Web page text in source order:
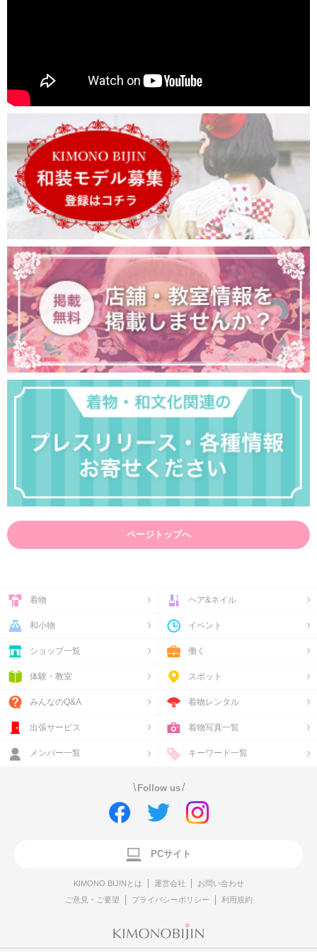
ページトップへ
着物 ヘア&ネイル
和小物 イベント
ショップ一覧 働く
体験・教室 スポット
みんなのQ&A 着物レンタル
出張サービス 着物写真一覧
メンバー一覧 キーワード一覧
\ Follow us/
PCサイト
KIMONO BIJINとは 運営会社
お問い合わせ
ご意見・ご要望
プライバシーポリシー 利用規約